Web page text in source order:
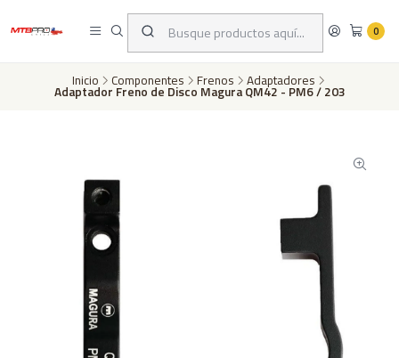
0
Despachos a todo Chile a través de Chilexpress en 24 a 72 horas hábiles
dependiento de tu ubicación | Pago con tarjeta de crédito o transferencia
Inicio Componentes Frenos Adaptadores
Adaptador Freno de Disco Magura QM42 - PM6 / 203